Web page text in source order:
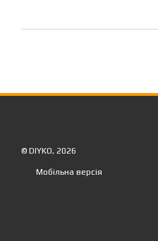
© DIYKO, 2026
Мобільна версія